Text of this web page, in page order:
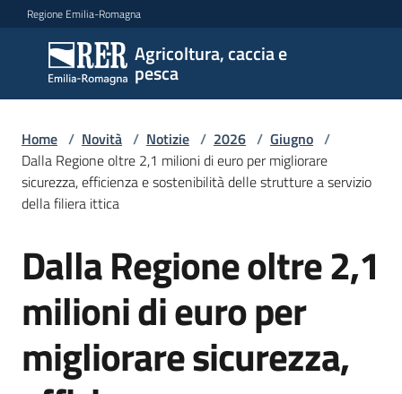
Vai al contenuto
Vai alla navigazione
Vai al footer
Regione Emilia-Romagna
Agricoltura, caccia e
pesca
Agricoltura,
caccia e
pesca
Argomenti
Novità
Servizi
Leggi
Home / Novità / Notizie / 2026 / Giugno /
Dalla Regione oltre 2,1 milioni di euro per migliorare
sicurezza, efficienza e sostenibilità delle strutture a servizio
della filiera ittica
Salta al contenuto
Dalla Regione oltre 2,1
milioni di euro per
migliorare sicurezza,